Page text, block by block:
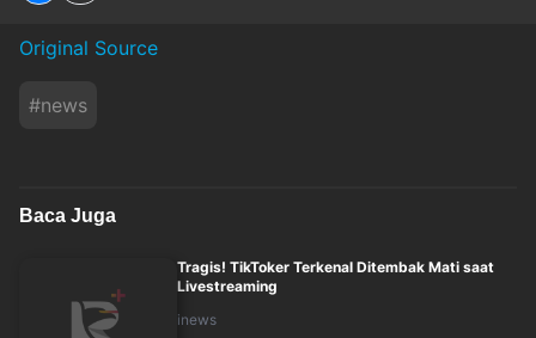
Original Source
#news
Baca Juga
Tragis! TikToker Terkenal Ditembak Mati saat
Livestreaming
inews